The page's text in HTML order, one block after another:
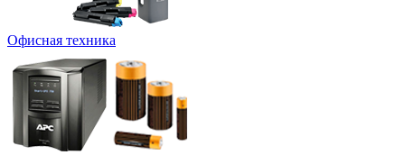
Офисная техника